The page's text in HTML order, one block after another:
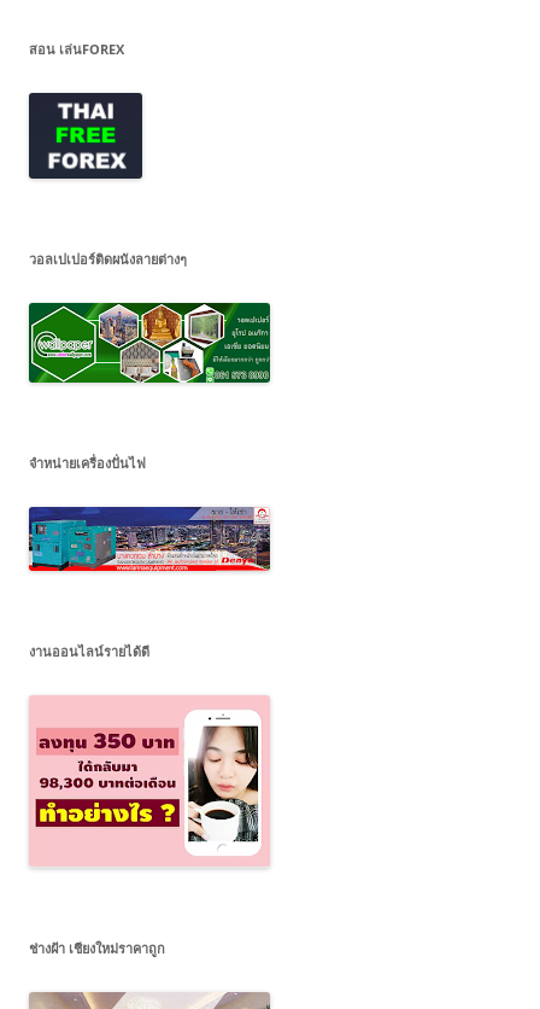
สอน เล่นFOREX
วอลเปเปอร์ติดผนังลายต่างๆ
จำหน่ายเครื่องปั่นไฟ
งานออนไลน์รายได้ดี
ช่างฝ้า เชียงใหม่ราคาถูก